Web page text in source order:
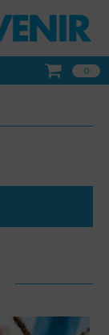
0